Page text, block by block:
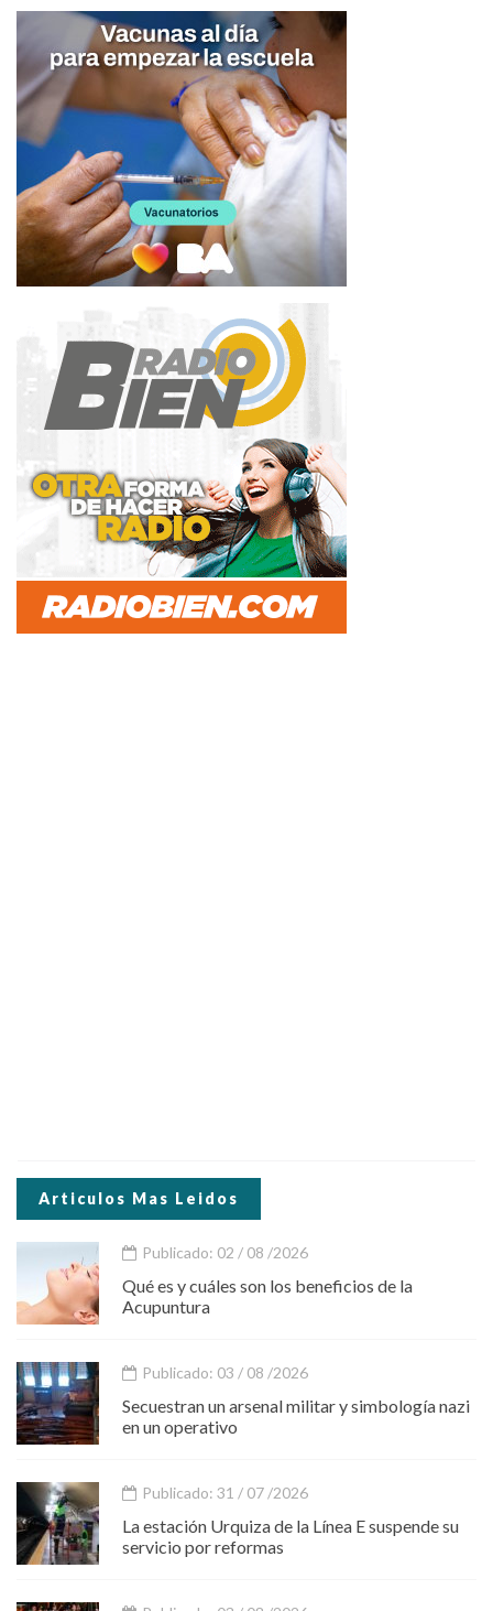
Articulos Mas Leidos
Publicado: 02 / 08 /2026
Qué es y cuáles son los beneficios de la
Acupuntura
Publicado: 03 / 08 /2026
Secuestran un arsenal militar y simbología nazi
en un operativo
Publicado: 31 / 07 /2026
La estación Urquiza de la Línea E suspende su
servicio por reformas